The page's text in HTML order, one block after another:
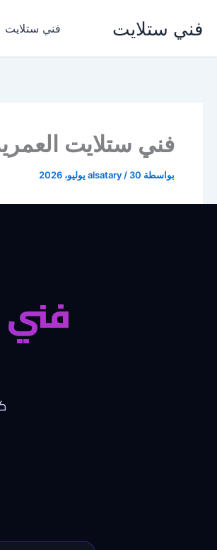
فني ستلايت فني ستلايت
فني ستلايت العمرية 94955008 العمريه
بواسطة alsatary / 30 يوليو، 2026